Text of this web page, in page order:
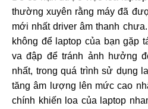
thường xuyên rằng máy đã
mới nhất driver âm thanh
không để laptop của bạn gặp
va đập để tránh ảnh hưởng
nhất, trong quá trình sử dụng
tăng âm lượng lên mức cao
chính khiến loa của laptop